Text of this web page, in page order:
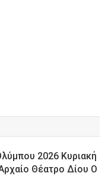
2026 Κυριακή
Θέατρο Δίου Ο